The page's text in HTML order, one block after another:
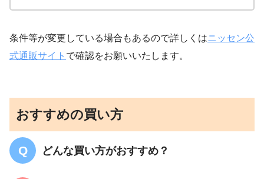
条件等が変更している場合もあるので詳しくはニッセン公
式通販サイト で確認をお願いいたします。
おすすめの買い方
どんな買い方がおすすめ？